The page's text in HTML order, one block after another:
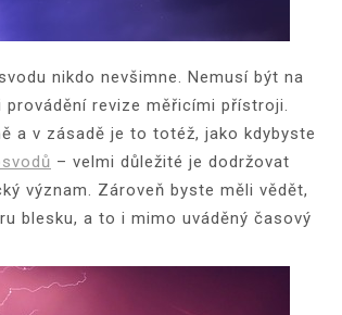
nikdo nevšimne. Nemusí být na
revize měřicími přístroji.
a v zásadě je to totéž, jako kdybyste
– velmi důležité je dodržovat
význam. Zároveň byste měli vědět,
blesku, a to i mimo uváděný časový